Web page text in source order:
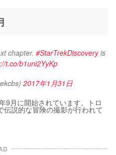
chapter. #StarTrekDiscovery is
t.co/b1uni2YyKp
2017年1月31日
9月に開始されています。トロ
説的な冒険の撮影が行われて